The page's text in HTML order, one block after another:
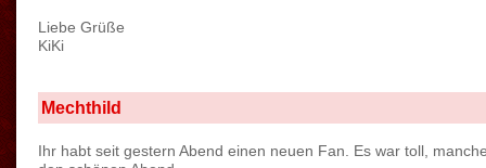
Liebe Grüße
KiKi
Mechthild
Ihr habt seit gestern Abend einen neuen Fan. Es war toll,